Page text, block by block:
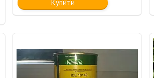
Купити